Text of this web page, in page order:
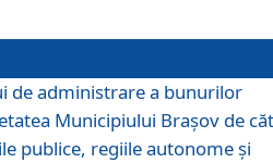
de administrare a bunurilor
Municipiului Brașov de
publice, regiile autonome și